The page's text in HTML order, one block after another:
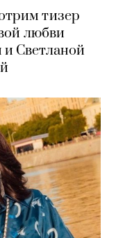
тизер
любви
Светланой